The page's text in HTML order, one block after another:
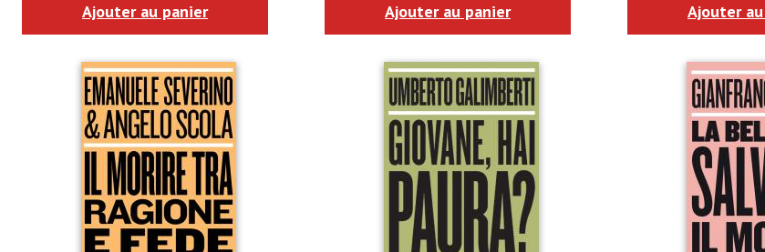
Ajouter au panier Ajouter au panier Ajouter